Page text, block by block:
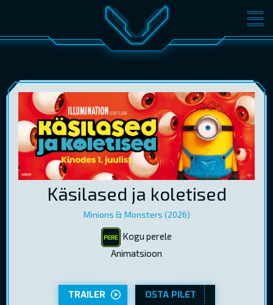
FILMID PILETID
KONVERENTS V-KLUBI
KINKEKAARDID
ENG
Käsilased ja koletised
Minions & Monsters (2026)
Kogu perele
Animatsioon
TRAILER OSTA PILET